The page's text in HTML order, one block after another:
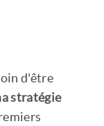
d'être
stratégie